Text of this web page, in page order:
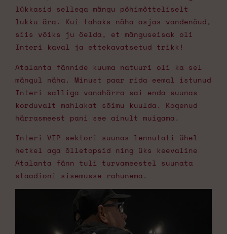
lükkasid sellega mängu põhimõtteliselt
lukku ära. Kui tahaks näha asjas vandenõud,
siis võiks ju öelda, et mänguseisak oli
Interi kaval ja ettekavatsetud trikk!
Atalanta fännide kuuma natuuri oli ka sel
mängul näha. Minust paar rida eemal istunud
Interi salliga vanahärra sai enda suunas
korduvalt mahlakat sõimu kuulda. Kogenud
härrasmeest pani see ainult muigama.
Interi VIP sektori suunas lennutati ühel
hetkel aga õlletopsid ning üks keevaline
Atalanta fänn tuli turvameestel suunata
staadioni sisemusse rahunema.